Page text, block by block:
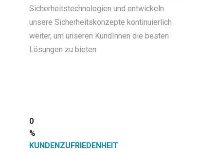
Sicherheitstechnologien und entwickeln
unsere Sicherheitskonzepte kontinuierlich
weiter, um unseren KundInnen die besten
Lösungen zu bieten.
0
%
KUNDENZUFRIEDENHEIT